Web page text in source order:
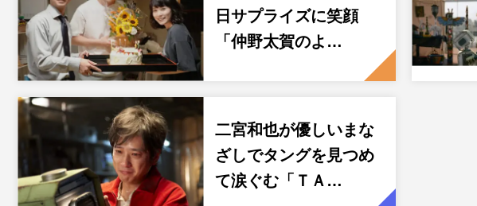
日サプライズに笑顔
「仲野太賀のよ…
二宮和也が優しいまな
ざしでタングを見つめ
て涙ぐむ「ＴＡ…